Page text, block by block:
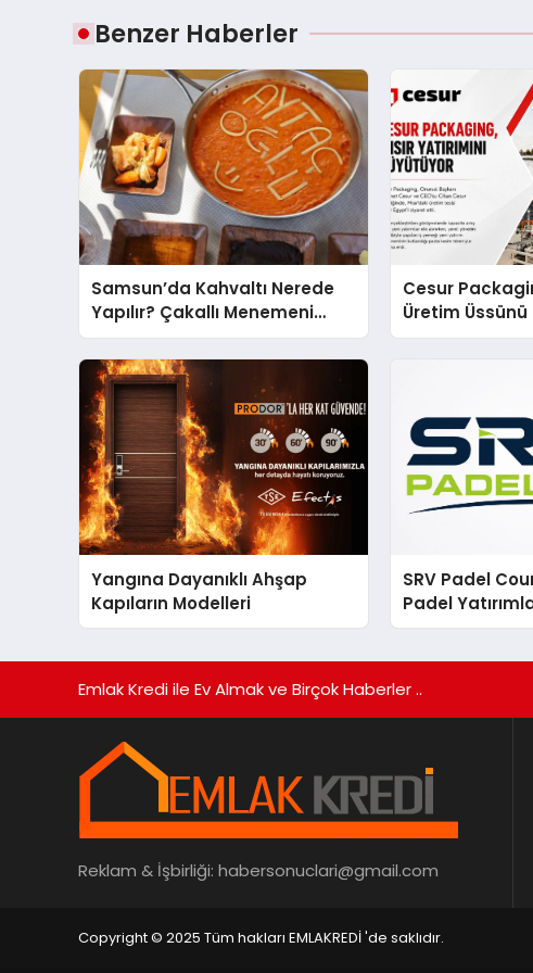
Benzer Haberler
Samsun’da Kahvaltı Nerede
Yapılır? Çakallı Menemeni
Önerileri
Cesur
Üretim
Yangına Dayanıklı Ahşap
Kapıların Modelleri
SRV Padel
Padel
Markası
Emlak Kredi ile Ev Almak ve Birçok Haberler ..
Reklam & İşbirliği: habersonuclari@gmail.com
Copyright © 2025 Tüm hakları EMLAKREDİ 'de saklıdır.